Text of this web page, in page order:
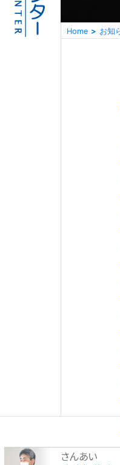
Home お知